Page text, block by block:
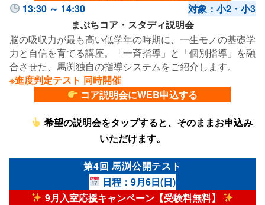
13:30 ～ 14:30
対象：小2・小3
まぶちコア・スタディ説明会
脳の吸収力が最も高い低学年の時期に、一生モノの基礎学
力と自信を育てる講座。「一斉指導」と「個別指導」を融
合させた、馬渕独自の指導システムをご紹介します。
※進度判定テスト 同時開催
コア説明会にWEB申込する
希望の説明会をタップすると、そのままお申込み
いただけます。
第4回 馬渕公開テスト
日程：9月6日(日)
9月入室応援キャンペーン【受験料無料】